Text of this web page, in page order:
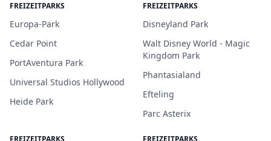
FREIZEITPARKS
Europa-Park
Cedar Point
PortAventura Park
Universal Studios Hollywood
Heide Park
FREIZEITPARKS
Disneyland Park
Walt Disney World - Magic
Kingdom Park
Phantasialand
Efteling
Parc Asterix
FREIZEITPARKS FREIZEITPARKS